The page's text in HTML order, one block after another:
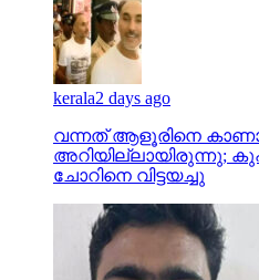
kerala2 days ago
വന്നത് ആളൂരിനെ
അറിയില്ലായിരുന്നു;
ചോറിനെ വിട്ടയച്ചു